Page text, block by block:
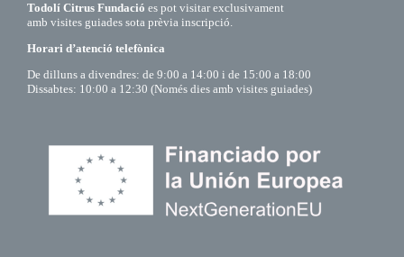
Todolí Citrus Fundació es pot visitar exclusivament
amb visites guiades sota prèvia inscripció.
Horari d’atenció telefònica
De dilluns a divendres: de 9:00 a 14:00 i de 15:00 a 18:00
Dissabtes: 10:00 a 12:30 (Només dies amb visites guiades)